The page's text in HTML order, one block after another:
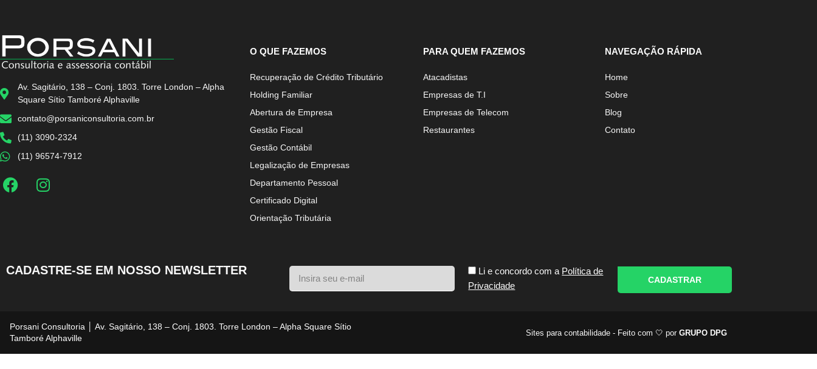
Av. Sagitário, 138 – Conj. 1803. Torre London – Alpha
Square Sítio Tamboré Alphaville
contato@porsaniconsultoria.com.br
(11) 3090-2324
(11) 96574-7912
O QUE FAZEMOS
Recuperação de Crédito Tributário
Holding Familiar
Abertura de Empresa
Gestão Fiscal
Gestão Contábil
Legalização de Empresas
Departamento Pessoal
Certificado Digital
Orientação Tributária
PARA QUEM FAZEMOS
Atacadistas
Empresas de T.I
Empresas de Telecom
Restaurantes
NAVEGAÇÃO RÁPIDA
Home
Sobre
Blog
Contato
CADASTRE-SE EM NOSSO NEWSLETTER Li e concordo com a Política de
Privacidade
CADASTRAR
Porsani Consultoria │ Av. Sagitário, 138 – Conj. 1803. Torre London – Alpha Square Sítio
Tamboré Alphaville
Sites para contabilidade - Feito com 🤍 por GRUPO DPG